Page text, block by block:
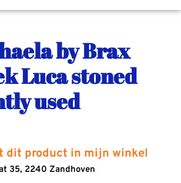
by Brax
Luca stoned
used
dit product in mijn winkel
35, 2240 Zandhoven